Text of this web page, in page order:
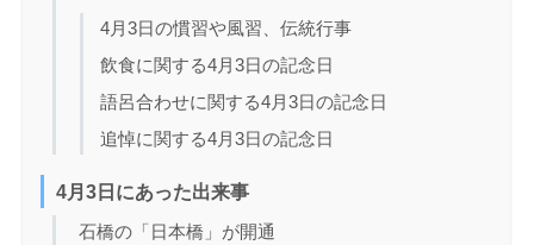
4月3日の慣習や風習、伝統行事
飲食に関する4月3日の記念日
語呂合わせに関する4月3日の記念日
追悼に関する4月3日の記念日
4月3日にあった出来事
石橋の「日本橋」が開通